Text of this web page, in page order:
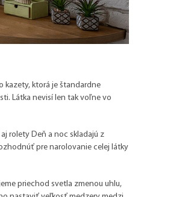
kazety, ktorá je štandardne
Látka nevisí len tak voľne vo
rolety Deň a noc skladajú z
pre narolovanie celej látky
priechod svetla zmenou uhlu,